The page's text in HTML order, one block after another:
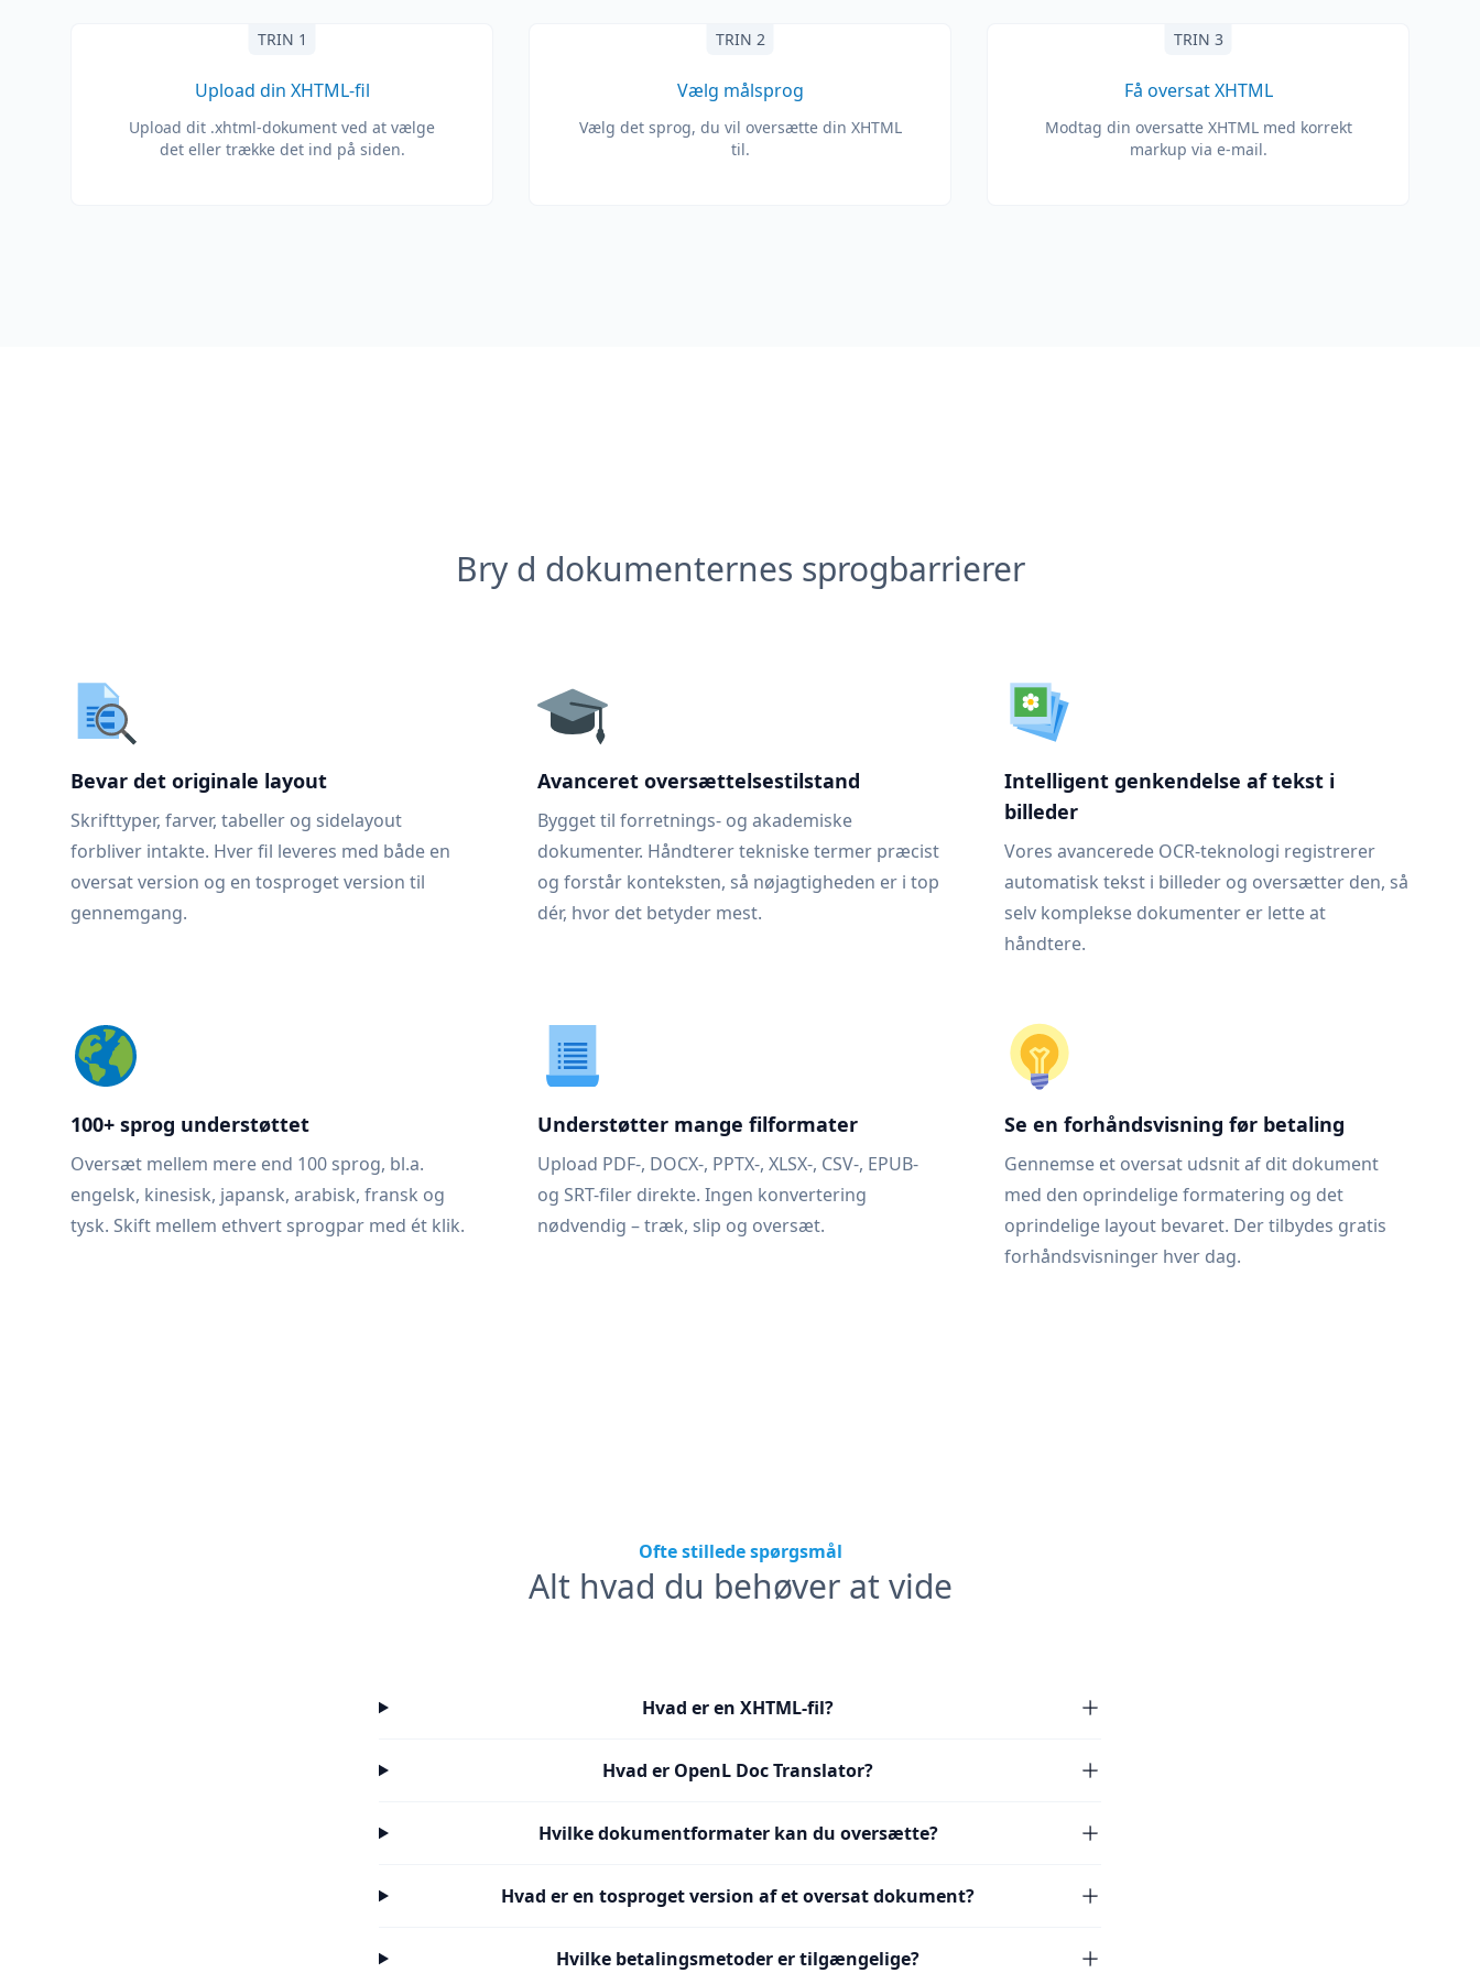
TRIN 1
Upload din XHTML-fil
Upload dit .xhtml-dokument ved at vælge
det eller trække det ind på siden.
TRIN 2
Vælg målsprog
Vælg det sprog, du vil oversætte din XHTML
til.
TRIN 3
Få oversat XHTML
Modtag din oversatte XHTML med korrekt
markup via e-mail.
Bry d dokumenternes sprogbarrierer
Bevar det originale layout
Skrifttyper, farver, tabeller og sidelayout
forbliver intakte. Hver fil leveres med både en
oversat version og en tosproget version til
gennemgang.
Avanceret oversættelsestilstand
Bygget til forretnings- og akademiske
dokumenter. Håndterer tekniske termer præcist
og forstår konteksten, så nøjagtigheden er i top
dér, hvor det betyder mest.
Intelligent genkendelse af tekst i
billeder
Vores avancerede OCR-teknologi registrerer
automatisk tekst i billeder og oversætter den, så
selv komplekse dokumenter er lette at
håndtere.
100+ sprog understøttet
Oversæt mellem mere end 100 sprog, bl.a.
engelsk, kinesisk, japansk, arabisk, fransk og
tysk. Skift mellem ethvert sprogpar med ét klik.
Understøtter mange filformater
Upload PDF-, DOCX-, PPTX-, XLSX-, CSV-, EPUB-
og SRT-filer direkte. Ingen konvertering
nødvendig – træk, slip og oversæt.
Se en forhåndsvisning før betaling
Gennemse et oversat udsnit af dit dokument
med den oprindelige formatering og det
oprindelige layout bevaret. Der tilbydes gratis
forhåndsvisninger hver dag.
Ofte stillede spørgsmål
Alt hvad du behøver at vide
Hvad er en XHTML-fil?
Hvad er OpenL Doc Translator?
Hvilke dokumentformater kan du oversætte?
Hvad er en tosproget version af et oversat dokument?
Hvilke betalingsmetoder er tilgængelige?